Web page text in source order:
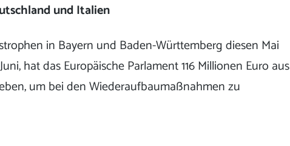
und Italien
in Bayern und Baden-Württemberg diesen Mai
hat das Europäische Parlament 116 Millionen Euro aus
um bei den Wiederaufbaumaßnahmen zu